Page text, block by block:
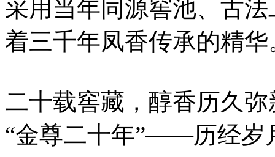
采用当年同源窖池、古
着三千年凤香传承的精华
二十载窖藏，醇香历久弥
“金尊二十年”——历经岁